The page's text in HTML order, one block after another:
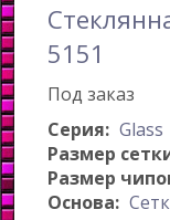
5151
Под заказ
Серия: Glass
Размер
Размер
Основа: